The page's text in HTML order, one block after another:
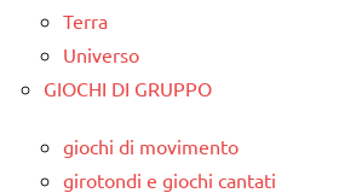
Terra
Universo
GIOCHI DI GRUPPO
giochi di movimento
girotondi e giochi cantati